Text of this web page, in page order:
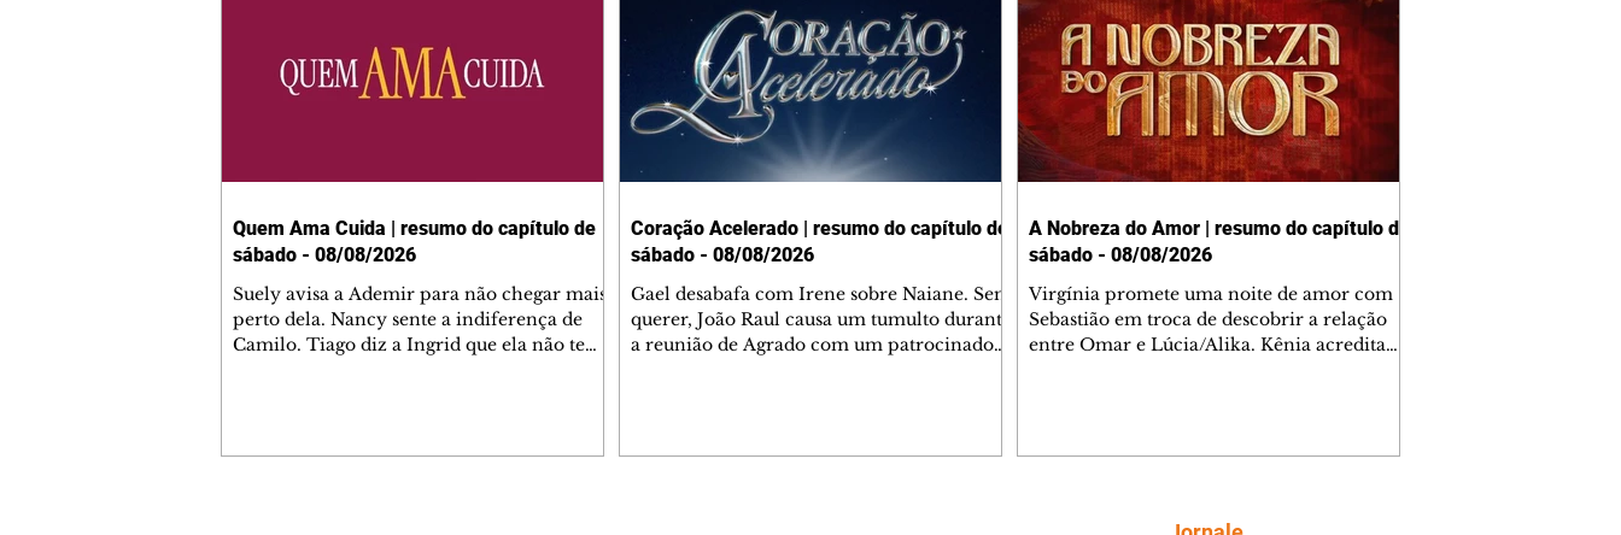
Quem Ama Cuida | resumo do capítulo de
sábado - 08/08/2026
Suely avisa a Ademir para não chegar mais
perto dela. Nancy sente a indiferença de
Camilo. Tiago diz a Ingrid que ela não tem
Coração Acelerado | resumo do capítulo de
sábado - 08/08/2026
Gael desabafa com Irene sobre Naiane. Sem
querer, João Raul causa um tumulto durante
a reunião de Agrado com um patrocinador.
A Nobreza do Amor | resumo do capítulo de
sábado - 08/08/2026
Virgínia promete uma noite de amor com
Sebastião em troca de descobrir a relação
entre Omar e Lúcia/Alika. Kênia acredita
comentam sobre a possível jazida de